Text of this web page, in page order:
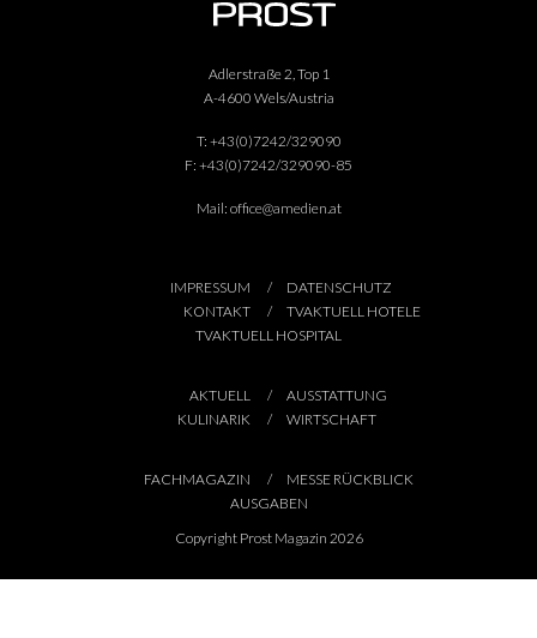
Adlerstraße 2, Top 1
A-4600 Wels/Austria
T: +43(0)7242/329090
F: +43(0)7242/329090-85
Mail: office@amedien.at
IMPRESSUM
DATENSCHUTZ
KONTAKT
TVAKTUELL HOTELE
TVAKTUELL HOSPITAL
AKTUELL
AUSSTATTUNG
KULINARIK
WIRTSCHAFT
FACHMAGAZIN
MESSE RÜCKBLICK
AUSGABEN
Copyright Prost Magazin 2026